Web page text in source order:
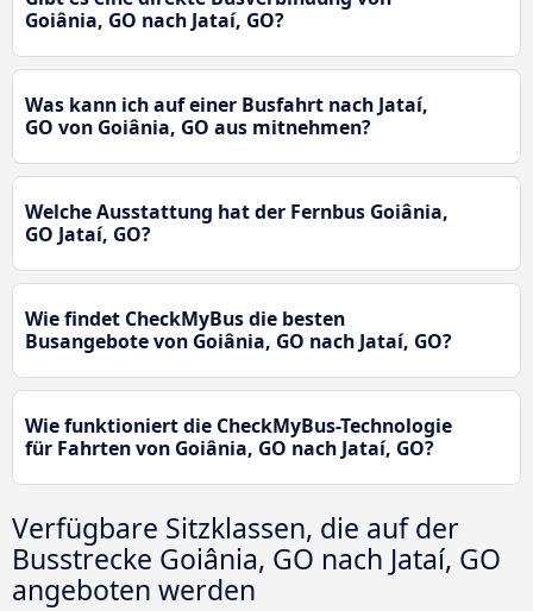
Goiânia, GO nach Jataí, GO?
Was kann ich auf einer Busfahrt nach Jataí,
GO von Goiânia, GO aus mitnehmen?
Welche Ausstattung hat der Fernbus Goiânia,
GO Jataí, GO?
Wie findet CheckMyBus die besten
Busangebote von Goiânia, GO nach Jataí, GO?
Wie funktioniert die CheckMyBus-Technologie
für Fahrten von Goiânia, GO nach Jataí, GO?
Verfügbare Sitzklassen, die auf der
Busstrecke Goiânia, GO nach Jataí, GO
angeboten werden